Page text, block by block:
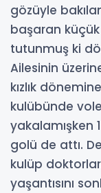
gözüyle
başaran küçük
tutunmuş ki
Ailesinin
kızlık
kulübünde
yakalamışken
golü de attı.
kulüp
yaşantısını